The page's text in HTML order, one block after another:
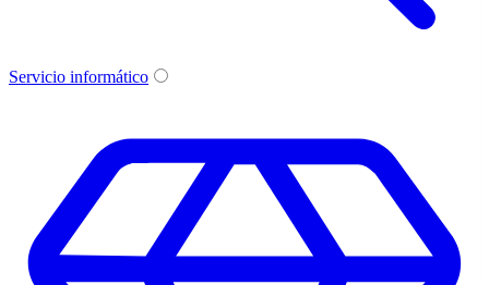
Servicio informático